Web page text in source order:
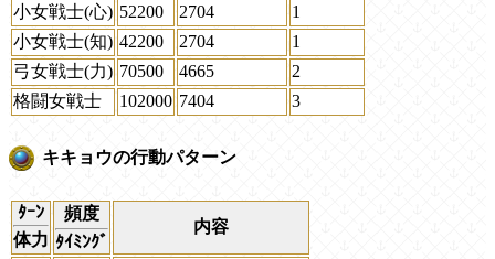
小女戦士(心) 52200 2704
1
小女戦士(知) 42200 2704
1
弓女戦士(力) 70500 4665
2
格闘女戦士
102000 7404 3
キキョウの行動パターン
ﾀｰﾝ
体力
頻度
ﾀｲﾐﾝｸﾞ
内容